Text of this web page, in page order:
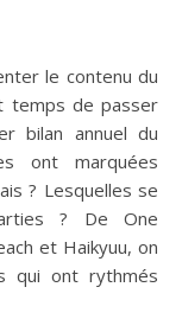
temps de passer
bilan annuel du
ont marquées
? Lesquelles se
? De One
et Haikyuu, on
qui ont rythmés